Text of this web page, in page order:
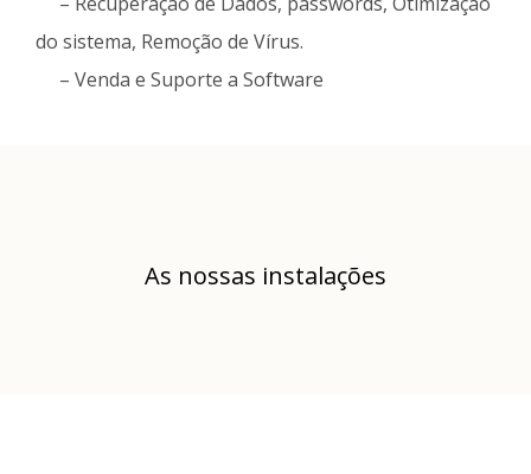
do sistema, Remoção de Vírus.
– Venda e Suporte a Software
As nossas instalações